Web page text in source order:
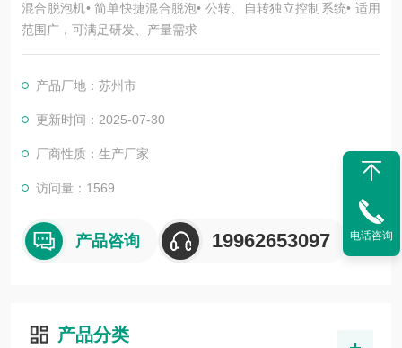
混合脱泡机• 简单快捷混合脱泡• 公转、自转独立控制系统• 适用
范围广，可满足研发、产量需求
产品厂地：苏州市
更新时间：2025-07-30
厂商性质：生产厂家
访问量：1569
产品咨询 19962653097
产品分类
电话咨询